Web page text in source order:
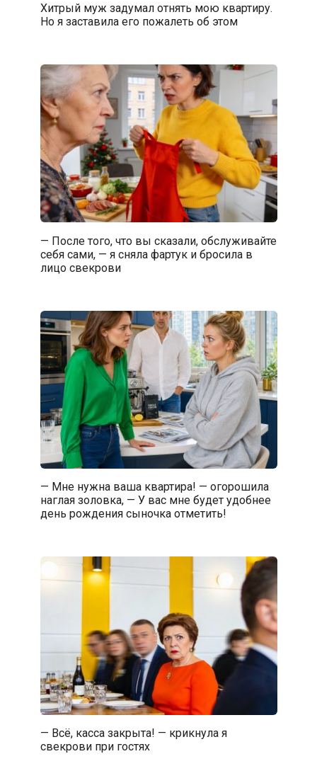
Хитрый муж задумал отнять мою квартиру.
Но я заставила его пожалеть об этом
— После того, что вы сказали, обслуживайте
себя сами, — я сняла фартук и бросила в
лицо свекрови
— Мне нужна ваша квартира! — огорошила
наглая золовка, — У вас мне будет удобнее
день рождения сыночка отметить!
— Всё, касса закрыта! — крикнула я
свекрови при гостях